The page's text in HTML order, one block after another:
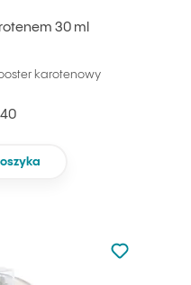
30 ml
karotenowy
Nie dodano
Dodaj do